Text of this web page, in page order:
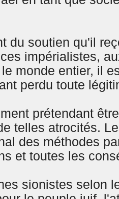
du soutien qu'il
impérialistes,
monde entier, il
perdu toute
prétendant
telles atrocités.
des méthodes
et toutes les
sionistes selon